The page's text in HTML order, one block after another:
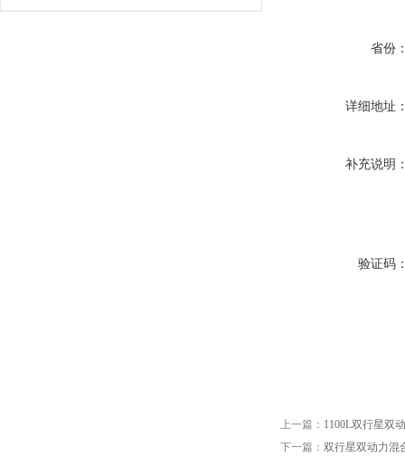
省份
详细地址
补充说明
验证码
上一篇： 1100L双行星双
下一篇： 双行星双动力混